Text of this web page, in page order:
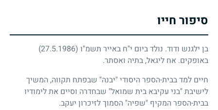
סיפור חייו
בן ילגנש ודוד. נולד ביום י"ח באייר תשמ"ו (27.5.1986)
באופקים. אח ליגאל, בתיה ואסתר.
חיים למד בבית-הספר היסודי "יבנה" שבפתח תקווה, המשיך
לישיבת "בני עקיבא בית שמואל" שבחדרה וסיים את לימודיו
בבית-הספר המקיף "שפיה" הסמוך לזיכרון יעקב.